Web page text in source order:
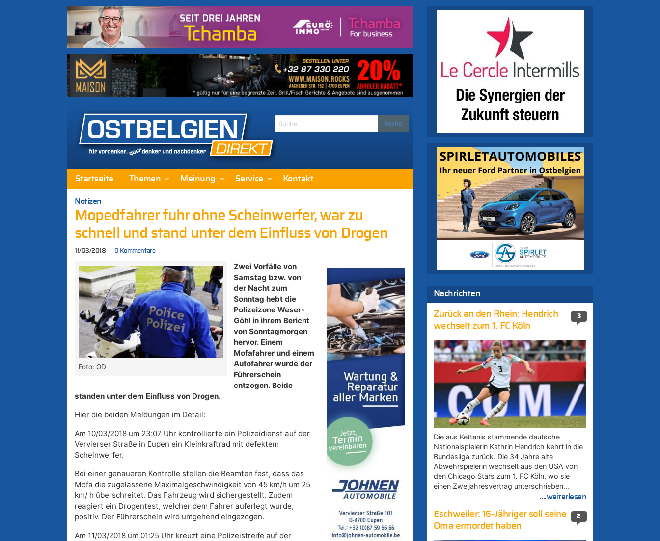
Startseite Themen Meinung Service Kontakt
Notizen
Mopedfahrer fuhr ohne Scheinwerfer, war zu
schnell und stand unter dem Einfluss von Drogen
11/03/2018 0 Kommentare
Foto: OD
Zwei Vorfälle von
Samstag bzw. von
der Nacht zum
Sonntag hebt die
Polizeizone Weser-
Göhl in ihrem Bericht
von Sonntagmorgen
hervor. Einem
Mofafahrer und einem
Autofahrer wurde der
Führerschein
entzogen. Beide
standen unter dem Einfluss von Drogen.
Hier die beiden Meldungen im Detail:
Am 10/03/2018 um 23:07 Uhr kontrollierte ein Polizeidienst auf der
Vervierser Straße in Eupen ein Kleinkraftrad mit defektem
Scheinwerfer.
Bei einer genaueren Kontrolle stellen die Beamten fest, dass das
Mofa die zugelassene Maximalgeschwindigkeit von 45 km/h um 25
km/ h überschreitet. Das Fahrzeug wird sichergestellt. Zudem
reagiert ein Drogentest, welcher dem Fahrer auferlegt wurde,
positiv. Der Führerschein wird umgehend eingezogen.
Am 11/03/2018 um 01:25 Uhr kreuzt eine Polizeistreife auf der
Nachrichten
3
Zurück an den Rhein: Hendrich
wechselt zum 1. FC Köln
Die aus Kettenis stammende deutsche
Nationalspielerin Kathrin Hendrich kehrt in die
Bundesliga zurück. Die 34 Jahre alte
Abwehrspielerin wechselt aus den USA von
den Chicago Stars zum 1. FC Köln, wo sie
einen Zweijahresvertrag unterschrieben…
....weiterlesen
2
Eschweiler: 16-Jähriger soll seine
Oma ermordet haben